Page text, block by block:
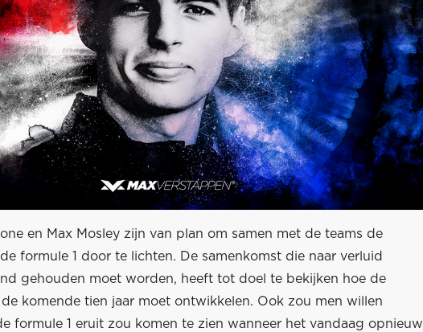
en Max Mosley zijn van plan om samen met de teams de
formule 1 door te lichten. De samenkomst die naar verluid
gehouden moet worden, heeft tot doel te bekijken hoe de
komende tien jaar moet ontwikkelen. Ook zou men willen
formule 1 eruit zou komen te zien wanneer het vandaag opnieuw